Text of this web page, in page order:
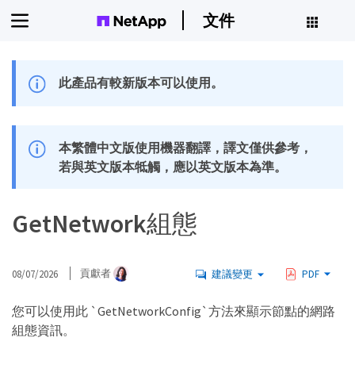
文件
此產品有較新版本可以使用。
本繁體中文版使用機器翻譯，譯文僅供參考，
若與英文版本牴觸，應以英文版本為準。
GetNetwork組態
08/07/2026 貢獻者 建議變更 PDF
您可以使用此 `GetNetworkConfig`方法來顯示節點的網路
組態資訊。